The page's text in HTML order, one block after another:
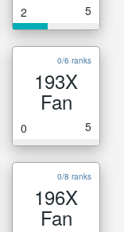
2 5
0/6 ranks
193X
Fan
0 5
0/8 ranks
196X
Fan